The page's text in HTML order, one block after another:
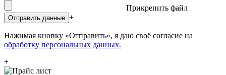
Прикрепить файл
Отправить данные +
Нажимая кнопку «Отправить», я даю своё согласие на
обработку персональных данных.
+